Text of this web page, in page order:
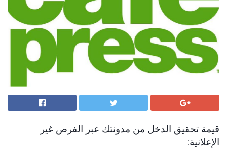
قيمة تحقيق الدخل من مدونتك عبر الفرص غير
الإعلانية: